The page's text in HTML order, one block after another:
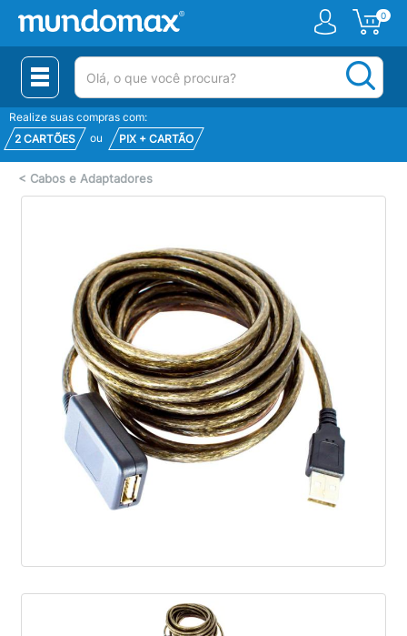
0
(pesquisar)
Realize suas compras com:
2 CARTÕES
ou PIX + CARTÃO
< Cabos e Adaptadores